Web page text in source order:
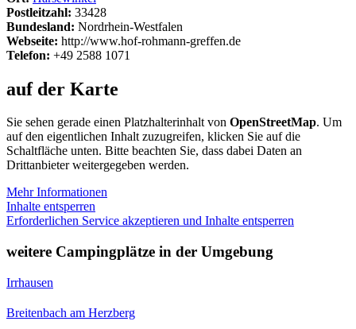
Postleitzahl: 33428
Bundesland: Nordrhein-Westfalen
Webseite: http://www.hof-rohmann-greffen.de
Telefon: +49 2588 1071
auf der Karte
Sie sehen gerade einen Platzhalterinhalt von OpenStreetMap. Um
auf den eigentlichen Inhalt zuzugreifen, klicken Sie auf die
Schaltfläche unten. Bitte beachten Sie, dass dabei Daten an
Drittanbieter weitergegeben werden.
Mehr Informationen
Inhalte entsperren
Erforderlichen Service akzeptieren und Inhalte entsperren
weitere Campingplätze in der Umgebung
Irrhausen
Breitenbach am Herzberg